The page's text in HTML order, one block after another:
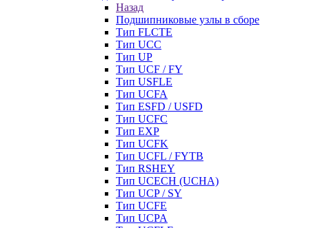
Назад
Подшипниковые узлы в сборе
Тип FLCTE
Тип UCC
Тип UP
Тип UCF / FY
Тип USFLE
Тип UCFA
Тип ESFD / USFD
Тип UCFC
Тип EXP
Тип UCFK
Тип UCFL / FYTB
Тип RSHEY
Тип UCECH (UCHA)
Тип UCP / SY
Тип UCFE
Тип UCPA